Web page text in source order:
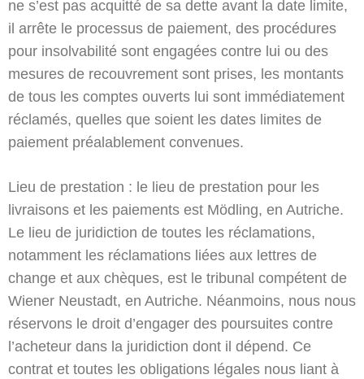
ne s’est pas acquitté de sa dette avant la date limite,
il arrête le processus de paiement, des procédures
pour insolvabilité sont engagées contre lui ou des
mesures de recouvrement sont prises, les montants
de tous les comptes ouverts lui sont immédiatement
réclamés, quelles que soient les dates limites de
paiement préalablement convenues.
Lieu de prestation : le lieu de prestation pour les
livraisons et les paiements est Mödling, en Autriche.
Le lieu de juridiction de toutes les réclamations,
notamment les réclamations liées aux lettres de
change et aux chèques, est le tribunal compétent de
Wiener Neustadt, en Autriche. Néanmoins, nous nous
réservons le droit d’engager des poursuites contre
l’acheteur dans la juridiction dont il dépend. Ce
contrat et toutes les obligations légales nous liant à